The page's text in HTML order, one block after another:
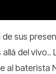
sus
del vivo..
al baterista